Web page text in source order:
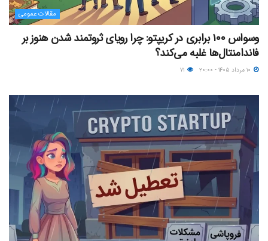
مقالات عمومی
وسواس ۱۰۰ برابری در کریپتو: چرا رویای ثروتمند شدن هنوز بر
فاندامنتال‌ها غلبه می‌کند؟